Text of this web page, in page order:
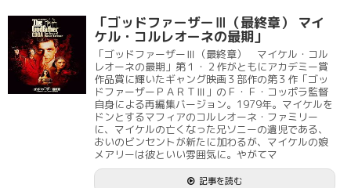
「ゴッドファーザーⅢ（最終章） マイ
ケル・コルレオーネの最期」
「ゴッドファーザーⅢ（最終章） マイケル・コル
レオーネの最期」第１・２作がともにアカデミー賞
作品賞に輝いたギャング映画３部作の第３作「ゴッ
ドファーザーＰＡＲＴⅢ」のＦ・Ｆ・コッポラ監督
自身による再編集バージョン。1979年。マイケルを
ドンとするマフィアのコルレオーネ・ファミリー
に、マイケルの亡くなった兄ソニーの遺児である、
おいのビンセントが新たに加わるが、マイケルの娘
メアリーは彼といい雰囲気に。やがてマ
記事を読む